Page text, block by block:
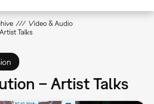
Video & Audio
Talks
– Artist Talks